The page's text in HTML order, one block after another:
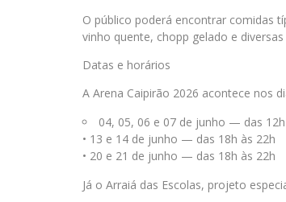
O público poderá encontrar comidas
vinho quente, chopp gelado e
Datas e horários
A Arena Caipirão 2026 acontece nos
04, 05, 06 e 07 de junho — das
• 13 e 14 de junho — das 18h às 22h
• 20 e 21 de junho — das 18h às 22h
Já o Arraiá das Escolas, projeto